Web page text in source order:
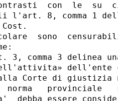
con  le  su
l'art. 8, comma 1
Cost.
sono
3, comma 3 delinea
dell'ente
Corte di giustizia
norma   provinciale
essere